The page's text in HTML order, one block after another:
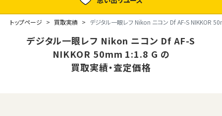
トップページ 買取実績 デジタル一眼レフ Nikon ニコン Df AF-S NIKKOR
デジタル一眼レフ Nikon ニコン Df AF-S
NIKKOR 50mm 1:1.8 G の
買取実績・査定価格